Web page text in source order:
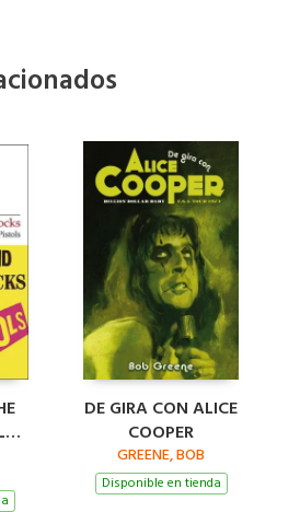
DE GIRA CON ALICE
COOPER
GREENE, BOB
Disponible en tienda